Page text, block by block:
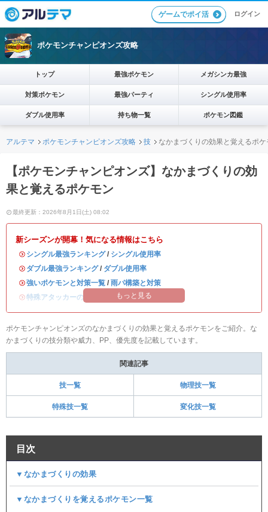
ゲームでポイ活 ログイン
ポケモンチャンピオンズ攻略
トップ 最強ポケモン メガシンカ最強
対策ポケモン 最強パーティ シングル使用率
ダブル使用率 持ち物一覧 ポケモン図鑑
アルテマ ポケモンチャンピオンズ攻略 技 なかまづくりの効果と覚えるポケ
【ポケモンチャンピオンズ】なかまづくりの効
果と覚えるポケモン
最終更新：2026年8月1日(土) 08:02
新シーズンが開幕！気になる情報はこちら
・ シングル最強ランキング/ シングル使用率
・ ダブル最強ランキング/ ダブル使用率
・強いポケモンと対策一覧 / 雨パ構築と対策
・特殊アタッカーのおすすめランキング
もっと見る
ポケモンチャンピオンズのなかまづくりの効果と覚えるポケモンをご紹介。な
かまづくりの技分類や威力、PP、優先度を記載しています。
関連記事
技一覧 物理技一覧
特殊技一覧 変化技一覧
目次
▼なかまづくりの効果
▼なかまづくりを覚えるポケモン一覧